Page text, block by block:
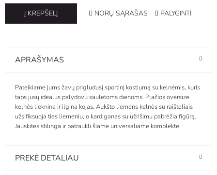
Į KREPŠELĮ NORŲ SĄRAŠAS PALYGINTI
APRAŠYMAS
Pateikiame jums žavų prigludusį sportinį kostiumą su kelnėmis, kuris
taps jūsų idealus palydovu saulėtoms dienoms. Plačios oversize
kelnės lieknina ir ilgina kojas. Aukšto liemens kelnės su raišteliais
užsifiksuoja ties liemeniu, o kardiganas su užrišimu pabrėžia figūrą.
Jauskitės stilinga ir patraukli šiame universaliame komplekte.
PREKĖ DETALIAU